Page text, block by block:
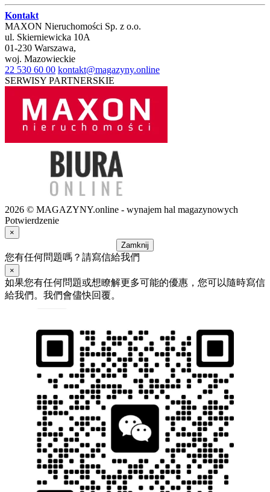
Kontakt
MAXON Nieruchomości Sp. z o.o.
ul. Skierniewicka 10A
01-230 Warszawa,
woj. Mazowieckie
22 530 60 00 kontakt@magazyny.online
SERWISY PARTNERSKIE
2026 © MAGAZYNY.online - wynajem hal magazynowych
Potwierdzenie
×
Zamknij
您有任何問題嗎？請寫信給我們
×
如果您有任何問題或想瞭解更多可能的優惠，您可以隨時寫信
給我們。我們會儘快回覆。